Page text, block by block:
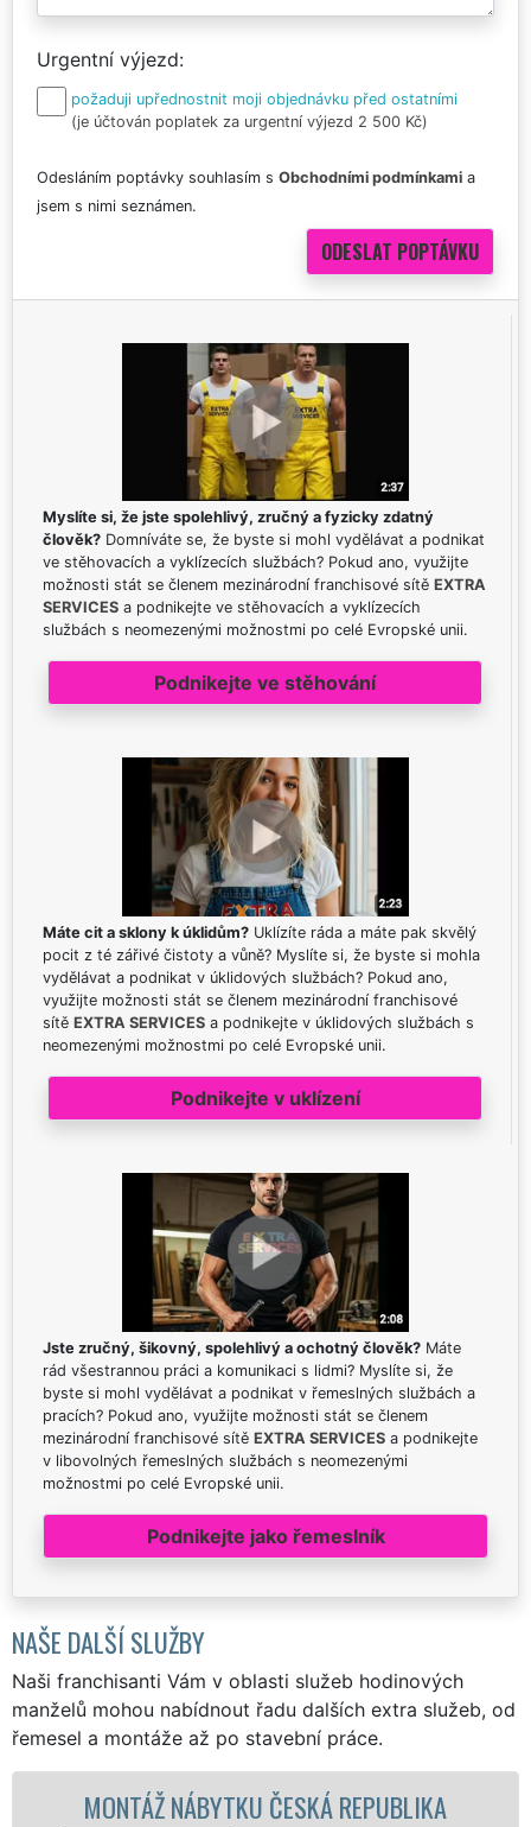
Urgentní výjezd
požaduji upřednostnit moji objednávku před ostatními
(je účtován poplatek za urgentní výjezd 2 500 Kč)
Odesláním poptávky souhlasím s Obchodními podmínkami a
jsem s nimi seznámen.
Myslíte si, že jste spolehlivý, zručný a fyzicky zdatný
člověk? Domníváte se, že byste si mohl vydělávat a podnikat
ve stěhovacích a vyklízecích službách? Pokud ano, využijte
možnosti stát se členem mezinárodní franchisové sítě EXTRA
SERVICES a podnikejte ve stěhovacích a vyklízecích
službách s neomezenými možnostmi po celé Evropské unii.
Podnikejte ve stěhování
Máte cit a sklony k úklidům? Uklízíte ráda a máte pak skvělý
pocit z té zářivé čistoty a vůně? Myslíte si, že byste si mohla
vydělávat a podnikat v úklidových službách? Pokud ano,
využijte možnosti stát se členem mezinárodní franchisové
sítě EXTRA SERVICES a podnikejte v úklidových službách s
neomezenými možnostmi po celé Evropské unii.
Podnikejte v uklízení
Jste zručný, šikovný, spolehlivý a ochotný člověk? Máte
rád všestrannou práci a komunikaci s lidmi? Myslíte si, že
byste si mohl vydělávat a podnikat v řemeslných službách a
pracích? Pokud ano, využijte možnosti stát se členem
mezinárodní franchisové sítě EXTRA SERVICES a podnikejte
v libovolných řemeslných službách s neomezenými
možnostmi po celé Evropské unii.
Podnikejte jako řemeslník
NAŠE DALŠÍ SLUŽBY
Naši franchisanti Vám v oblasti služeb hodinových
manželů mohou nabídnout řadu dalších extra služeb, od
řemesel a montáže až po stavební práce.
NÁBYTKU ČESKÁ REPUBLIKA